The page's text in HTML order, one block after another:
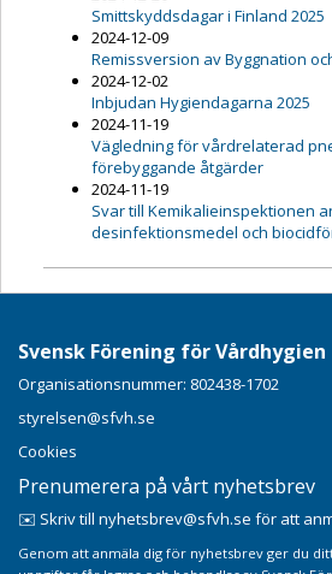
Smittskyddsdagar i Finland 2025
2024-12-09
Remissversion av Byggnation
2024-12-02
Inbjudan Hygiendagarna 2025
2024-11-19
Vägledning för vårdrelaterad
förebyggande åtgärder
2024-11-19
Svar till Kemikalieinspektionen
desinfektionsmedel och
Svensk Förening för Vårdhygien
Organisationsnummer: 802438-1702
styrelsen@sfvh.se
Cookies
Prenumerera på vårt nyhetsbrev
✉️ Skriv till nyhetsbrev@sfvh.se för att
Genom att anmäla dig för nyhetsbrev ger du